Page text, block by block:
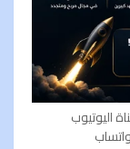
اليوتيوب